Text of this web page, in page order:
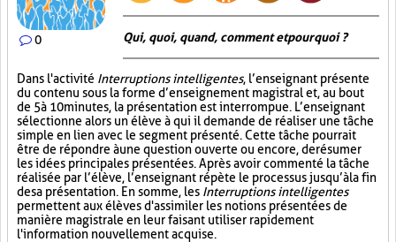
0 Qui, quoi, quand, comment et pourquoi ?
Dans l'activité Interruptions intelligentes, l’enseignant présente
du contenu sous la forme d’enseignement magistral et, au bout
de 5 à 10 minutes, la présentation est interrompue. L’enseignant
sélectionne alors un élève à qui il demande de réaliser une tâche
simple en lien avec le segment présenté. Cette tâche pourrait
être de répondre à une question ouverte ou encore, de résumer
les idées principales présentées. Après avoir commenté la tâche
réalisée par l’élève, l’enseignant répète le processus jusqu’à la fin
de sa présentation. En somme, les Interruptions intelligentes
permettent aux élèves d'assimiler les notions présentées de
manière magistrale en leur faisant utiliser rapidement
l'information nouvellement acquise.